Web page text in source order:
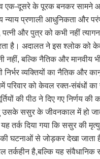
एक-दूसरे के पूरक बनकर सामने
न्याय प्रणाली आधुनिकता और
और पुत्र को कभी नहीं
है। अदालत ने इस श्लोक
बल्कि नैतिक और मानवीय
निर्भर व्यक्तियों का नैतिक
को केवल रक्त-संबंधों का
की पीठ ने दिए गए
उसके ससुर के जीवनकाल में हो
तर्क दिया गया कि ससुर की
घटनाओं से जोड़कर देखा
है,बल्कि यह संवैधानिक